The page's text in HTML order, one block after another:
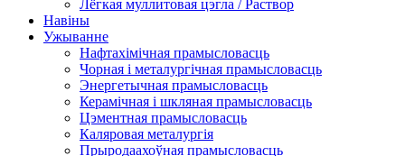
Лёгкая муллитовая цэгла / Раствор
Навіны
Ужыванне
Нафтахімічная прамысловасць
Чорная і металургічная прамысловасць
Энергетычная прамысловасць
Керамічная і шкляная прамысловасць
Цэментная прамысловасць
Каляровая металургія
Прыродаахоўная прамысловасць